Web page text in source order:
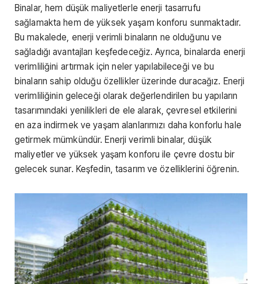
Binalar, hem düşük maliyetlerle enerji tasarrufu
sağlamakta hem de yüksek yaşam konforu sunmaktadır.
Bu makalede, enerji verimli binaların ne olduğunu ve
sağladığı avantajları keşfedeceğiz. Ayrıca, binalarda enerji
verimliliğini artırmak için neler yapılabileceği ve bu
binaların sahip olduğu özellikler üzerinde duracağız. Enerji
verimliliğinin geleceği olarak değerlendirilen bu yapıların
tasarımındaki yenilikleri de ele alarak, çevresel etkilerini
en aza indirmek ve yaşam alanlarımızı daha konforlu hale
getirmek mümkündür. Enerji verimli binalar, düşük
maliyetler ve yüksek yaşam konforu ile çevre dostu bir
gelecek sunar. Keşfedin, tasarım ve özelliklerini öğrenin.